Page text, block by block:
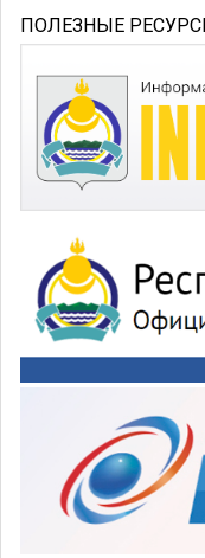
ПОЛЕЗНЫЕ